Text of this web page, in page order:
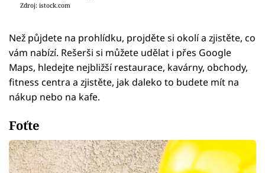
Zdroj: istock.com
Než půjdete na prohlídku, projděte si okolí a zjistěte, co
vám nabízí. Rešerši si můžete udělat i přes Google
Maps, hledejte nejbližší restaurace, kavárny, obchody,
fitness centra a zjistěte, jak daleko to budete mít na
nákup nebo na kafe.
Foťte